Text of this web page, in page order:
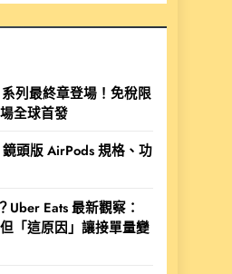
列最終章登場！免稅限
全球首發
頭版 AirPods 規格、功
Eats 最新觀察：
「這原因」讓接單量變